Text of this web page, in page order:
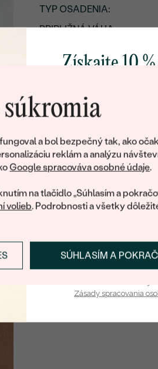
súkromia
a bol bezpečný tak, ako
reklám a analýzu
Google spracováva osobné údaje.
na tlačidlo „Súhlasím a
volieb. Podrobnosti a všetky
SÚHLASÍM A
TYP OSADENIA:
PRIBLIŽNÁ VÁHA:
Postranné drahokamy
DRUH:
POČET:
ROZMERY:
FARBA:
Získajte 10
poctivo vyrábaných
Ako darček na
obratom pošleme
Prihlásiť sa a
Zásady spracovania